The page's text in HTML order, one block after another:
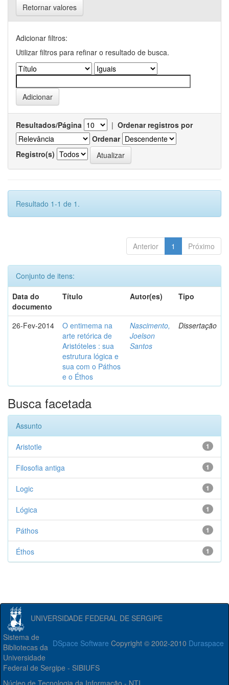
Retornar valores
Adicionar filtros:
Utilizar filtros para refinar o resultado de busca.
Resultados/Página | Ordenar registros por
Ordenar
Registro(s)
Resultado 1-1 de 1.
Anterior 1 Próximo
Conjunto de itens:
Data do
documento
Título Autor(es) Tipo
26-Fev-2014
O entimema na
arte retórica de
Aristóteles : sua
estrutura lógica e
sua com o Páthos
e o Éthos
Nascimento,
Joelson
Santos
Dissertação
Busca facetada
Assunto
1
Aristotle
1
Filosofia antiga
1
Logic
1
Lógica
1
Páthos
1
Éthos
UNIVERSIDADE FEDERAL DE SERGIPE
DSpace Software Copyright © 2002-2010 Duraspace
Sistema de
Bibliotecas da
Universidade
Federal de Sergipe - SIBIUFS
Núcleo de Tecnologia da Informação - NTI